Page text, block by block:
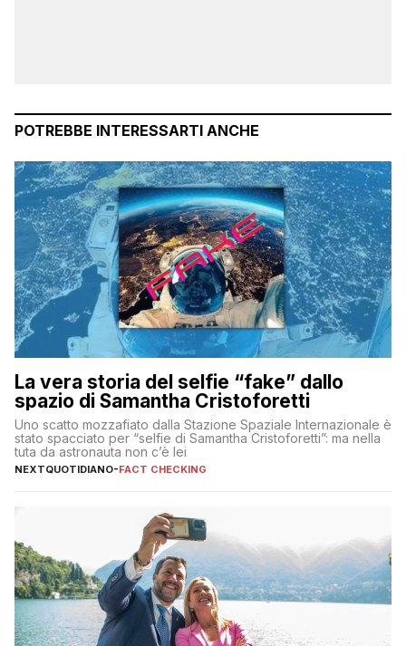
POTREBBE INTERESSARTI ANCHE
La vera storia del selfie “fake” dallo
spazio di Samantha Cristoforetti
Uno scatto mozzafiato dalla Stazione Spaziale Internazionale è
stato spacciato per “selfie di Samantha Cristoforetti”: ma nella
tuta da astronauta non c’è lei
NEXTQUOTIDIANO-FACT CHECKING